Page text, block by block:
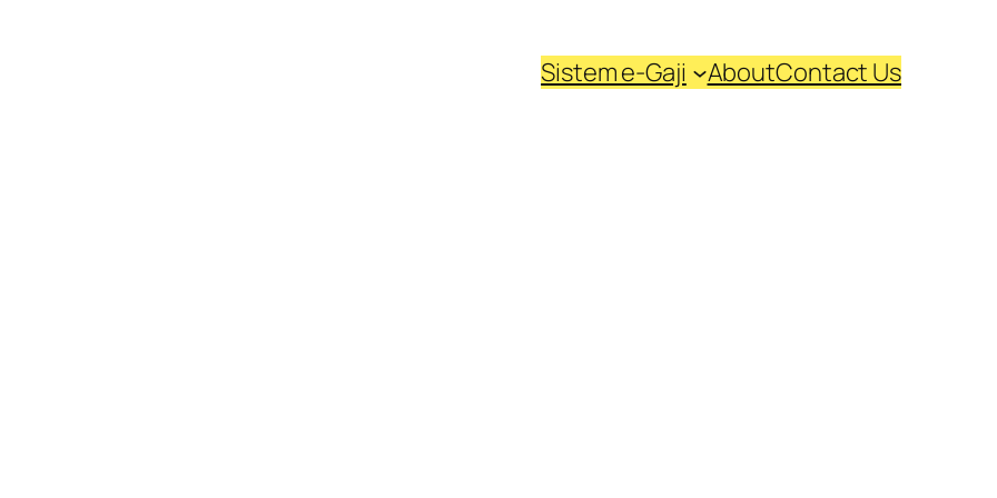
Sistem e-Gaji AboutContact Us